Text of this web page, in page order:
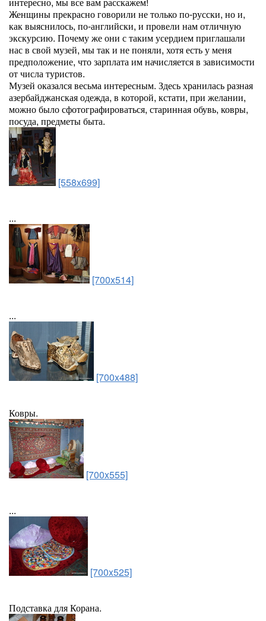
Женщины прекрасно говорили не только по-русски, но и,
как выяснилось, по-английски, и провели нам отличную
экскурсию. Почему же они с таким усердием приглашали
нас в свой музей, мы так и не поняли, хотя есть у меня
предположение, что зарплата им начисляется в зависимости
от числа туристов.
Музей оказался весьма интересным. Здесь хранилась разная
азербайджанская одежда, в которой, кстати, при желании,
можно было сфотографироваться, старинная обувь, ковры,
посуда, предметы быта.
[558x699]
...
[700x514]
...
[700x488]
Ковры.
[700x555]
...
[700x525]
Подставка для Корана.